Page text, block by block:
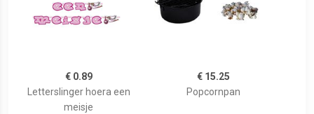
€ 0.89
Letterslinger hoera een
meisje
€ 15.25
Popcornpan